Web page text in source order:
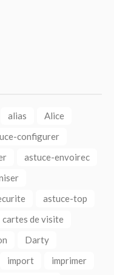
alias
Alice
configurer
astuce-envoirec
astuce-top
cartes de visite
Darty
import
imprimer